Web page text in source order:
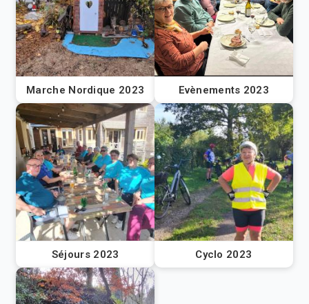
Marche Nordique 2023 Evènements 2023
Séjours 2023 Cyclo 2023